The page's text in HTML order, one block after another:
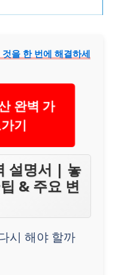
을 한 번에 해결하세
완벽 가
기
설명서 | 놓
& 주요 변
시 해야 할까